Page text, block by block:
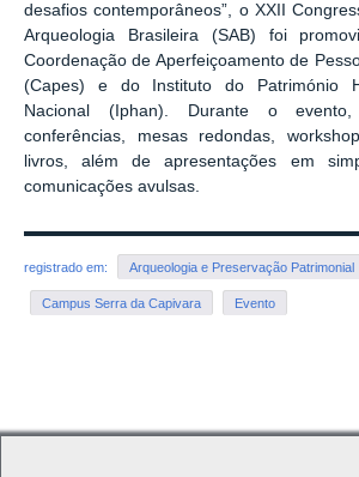
desafios contemporâneos”, o XXII
Arqueologia Brasileira (SAB) foi
Coordenação de Aperfeiçoamento de
(Capes) e do Instituto do Património
Nacional (Iphan). Durante o
conferências, mesas redondas,
livros, além de apresentações em
comunicações avulsas.
registrado em: Arqueologia e Preservação Patrimonial
Campus Serra da Capivara Evento